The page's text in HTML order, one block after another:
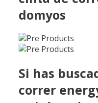
domyos
Si has
correr